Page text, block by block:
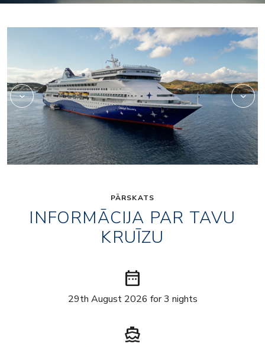
Discovery-Patmos-03
PĀRSKATS
INFORMĀCIJA PAR TAVU
KRUĪZU
date_range
29th August 2026 for 3 nights
directions_boat